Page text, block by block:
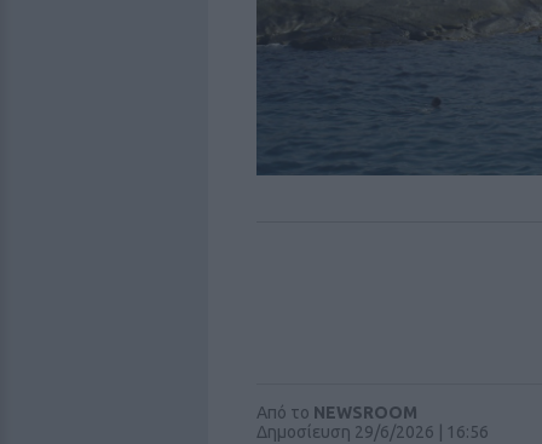
Από το NEWSROOM
Δημοσίευση 29/6/2026 | 16:56